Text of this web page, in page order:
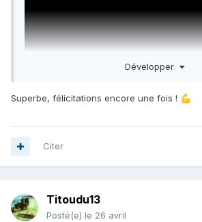
palme
Développer
Superbe, félicitations encore une fois ! 💪
Citer
Titoudu13
Posté(e) le 26 avril